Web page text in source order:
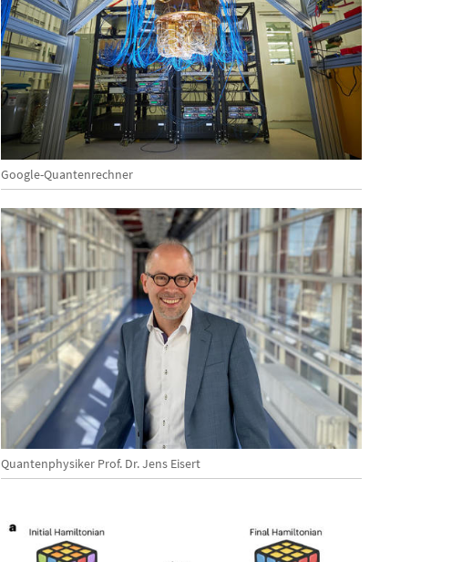
Google-Quantenrechner
Quantenphysiker Prof. Dr. Jens Eisert